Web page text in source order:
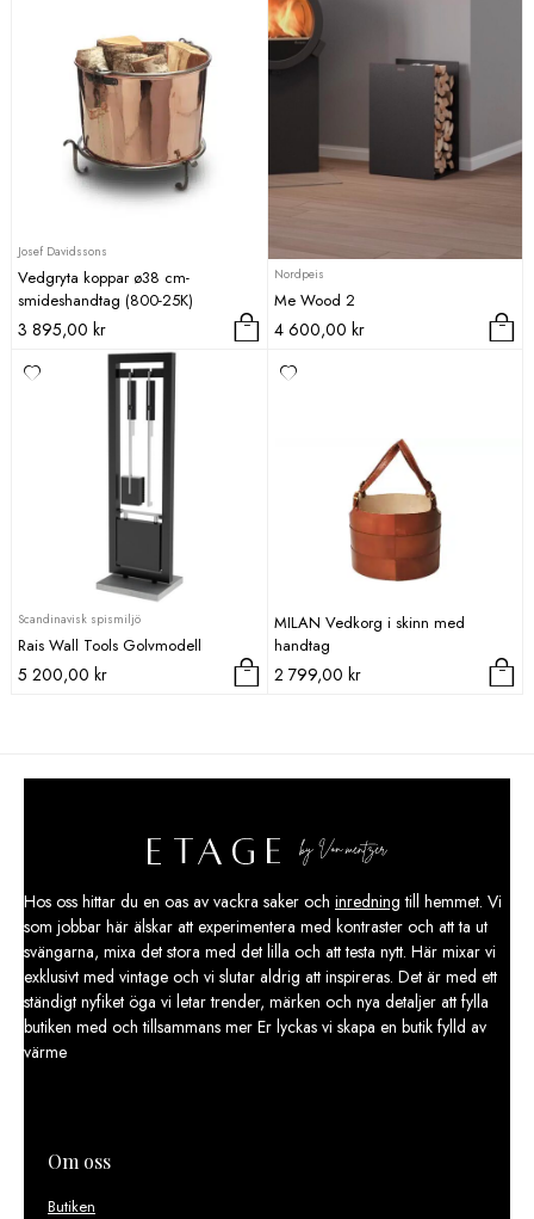
Josef Davidssons
Vedgryta koppar ø38 cm-
smideshandtag (800-25K)
3 895,00 kr
Nordpeis
Me Wood 2
4 600,00 kr
Scandinavisk spismiljö
Rais Wall Tools Golvmodell
5 200,00 kr
MILAN Vedkorg i skinn med
handtag
2 799,00 kr
Hos oss hittar du en oas av vackra saker och inredning till hemmet. Vi
som jobbar här älskar att experimentera med kontraster och att ta ut
svängarna, mixa det stora med det lilla och att testa nytt. Här mixar vi
exklusivt med vintage och vi slutar aldrig att inspireras. Det är med ett
ständigt nyfiket öga vi letar trender, märken och nya detaljer att fylla
butiken med och tillsammans mer Er lyckas vi skapa en butik fylld av
värme
Om oss
Butiken